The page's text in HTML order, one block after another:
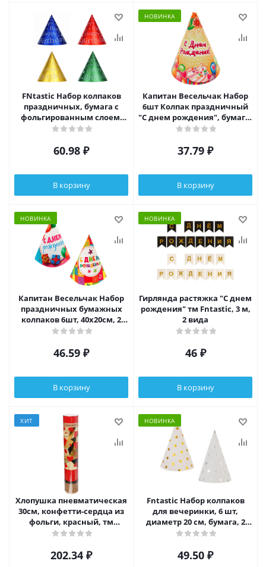
FNtastic Набор колпаков
праздничных, бумага с
фольгированным слоем,
19,5x15,5 см, 4 цвета
60.98 ₽
В корзину
НОВИНКА
Капитан Весельчак Набор
6шт Колпак праздничный
"С днем рождения", бумага,
d13х16см
37.79 ₽
В корзину
НОВИНКА
Капитан Весельчак Набор
праздничных бумажных
колпаков 6шт, 40х20см, 2
вида, 530143/151
46.59 ₽
В корзину
НОВИНКА
Гирлянда растяжка "С днем
рождения" тм Fntastic, 3 м,
2 вида
46₽
В корзину
ХИТ
Хлопушка пневматическая
30см, конфетти-сердца из
фольги, красный, тм
МАКСЭМ
202.34 ₽
НОВИНКА
Fntastic Набор колпаков
для вечеринки, 6 шт,
диаметр 20 см, бумага, 2
дизайна
49.50 ₽